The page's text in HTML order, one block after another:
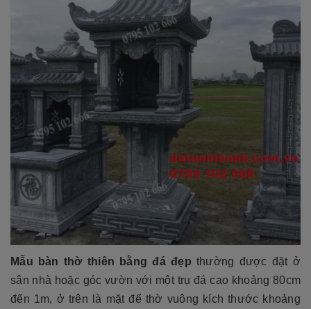
Mẫu bàn thờ thiên bằng đá đẹp thường được đặt ở
sân nhà hoặc góc vườn với một trụ đá cao khoảng 80cm
đến 1m, ở trên là mặt để thờ vuông kích thước khoảng